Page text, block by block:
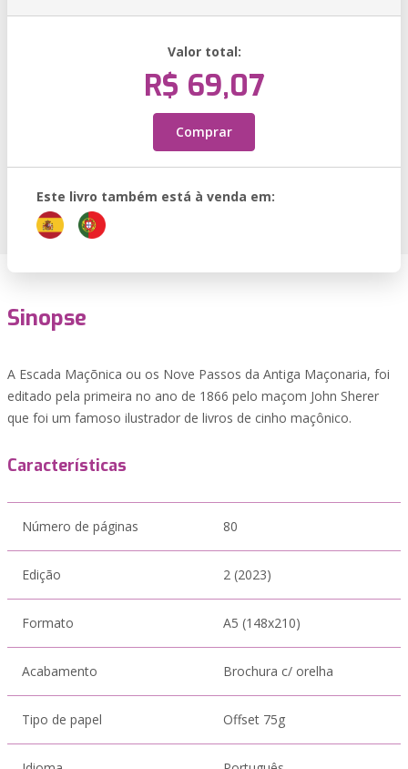
Valor total:
R$ 69,07
Comprar
Este livro também está à venda em:
Sinopse
A Escada Maçõnica ou os Nove Passos da Antiga Maçonaria, foi
editado pela primeira no ano de 1866 pelo maçom John Sherer
que foi um famoso ilustrador de livros de cinho maçônico.
Características
Número de páginas 80
Edição 2 (2023)
Formato A5 (148x210)
Acabamento Brochura c/ orelha
Tipo de papel Offset 75g